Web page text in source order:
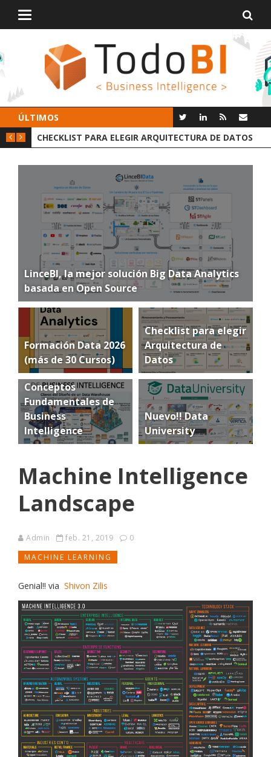
Alternar
ÚLTIMOS
ARQUITECTURA DE DATOS
GROOT AI LINCEBI: LA NUEVA
LinceBI, la mejor solución Big Data Analytics
basada en Open Source
Formación Data 2026
(más de 30 Cursos)
Checklist para elegir
Arquitectura de
Datos
Conceptos
Fundamentales de
Business
Intelligence
Nuevo!! Data
University
Machine Intelligence
Landscape
Admin feb. 21, 2019
0
MACHINE LEARNING
Genial!! via Shivon Zilis